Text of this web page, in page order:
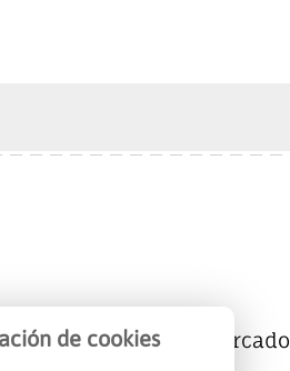
Empresas Mercado
de cookies